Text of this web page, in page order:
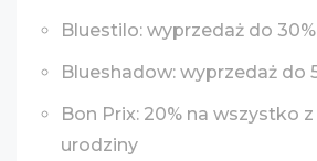
Bluestilo: wyprzedaż do
Blueshadow: wyprzedaż do
Bon Prix: 20% na wszystko
urodziny